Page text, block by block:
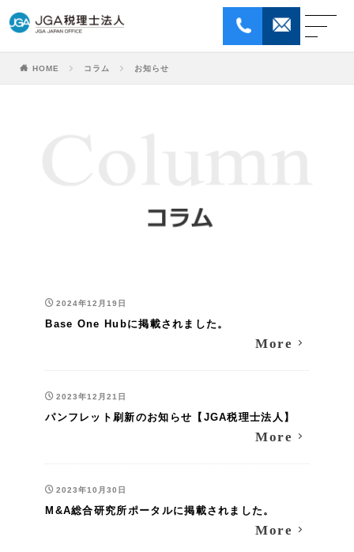
ENGLISH
HOME コラム お知らせ
2024年12月19日
Base One Hubに掲載されました。
More
2023年12月21日
パンフレット刷新のお知らせ【JGA税理士法人】
More
2023年10月30日
M&A総合研究所ポータルに掲載されました。
More